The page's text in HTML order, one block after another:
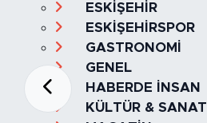
ESKİŞEHİR
ESKİŞEHİRSPOR
GASTRONOMİ
GENEL
HABERDE İNSAN
KÜLTÜR & SANAT